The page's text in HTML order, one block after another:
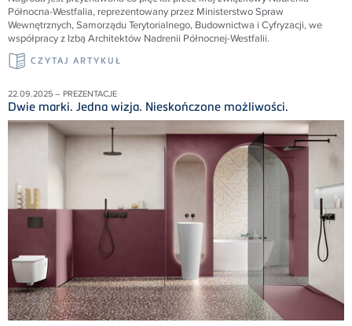
Północna-Westfalia, reprezentowany przez Ministerstwo Spraw
Wewnętrznych, Samorządu Terytorialnego, Budownictwa i Cyfryzacji, we
współpracy z Izbą Architektów Nadrenii Północnej-Westfalii.
CZYTAJ ARTYKUŁ
22.09.2025 – PREZENTACJE
Dwie marki. Jedna wizja. Nieskończone możliwości.